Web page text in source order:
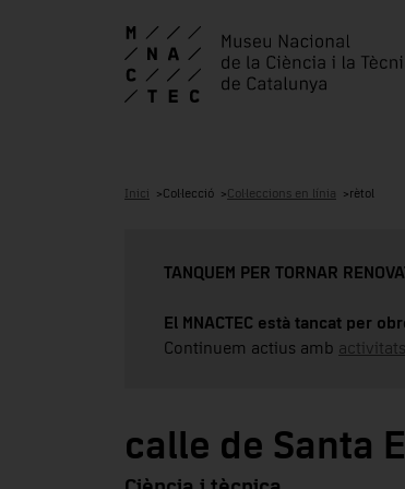
Inici Col·lecció Col·leccions en línia rètol
TANQUEM PER TORNAR
El MNACTEC està tancat per
Continuem actius amb
calle de Santa